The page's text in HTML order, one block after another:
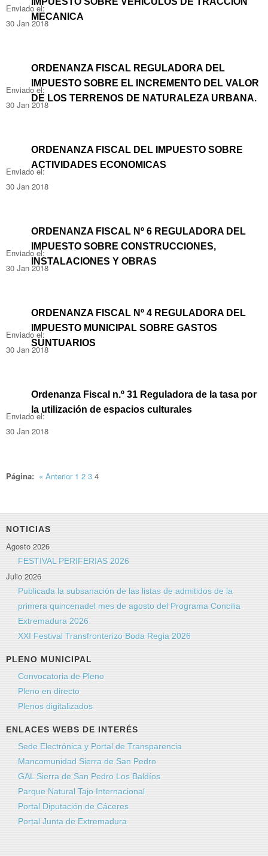
MECANICA
Enviado el:
30 Jan 2018
ORDENANZA FISCAL REGULADORA DEL
IMPUESTO SOBRE EL INCREMENTO DEL VALOR
DE LOS TERRENOS DE NATURALEZA URBANA.
Enviado el:
30 Jan 2018
ORDENANZA FISCAL DEL IMPUESTO SOBRE
ACTIVIDADES ECONOMICAS
Enviado el:
30 Jan 2018
ORDENANZA FISCAL Nº 6 REGULADORA DEL
IMPUESTO SOBRE CONSTRUCCIONES,
INSTALACIONES Y OBRAS
Enviado el:
30 Jan 2018
ORDENANZA FISCAL Nº 4 REGULADORA DEL
IMPUESTO MUNICIPAL SOBRE GASTOS
SUNTUARIOS
Enviado el:
30 Jan 2018
Ordenanza Fiscal n.º 31 Reguladora de la tasa por
la utilización de espacios culturales
Enviado el:
30 Jan 2018
Página: « Anterior 1 2 3 4
NOTICIAS
Agosto 2026
FESTIVAL PERIFERIAS 2026
Julio 2026
Publicada la subsanación de las listas de admitidos de la
primera quincenadel mes de agosto del Programa Concilia
Extremadura 2026
XXI Festival Transfronterizo Boda Regia 2026
PLENO MUNICIPAL
Convocatoria de Pleno
Pleno en directo
Plenos digitalizados
ENLACES WEBS DE INTERÉS
Sede Electrónica y Portal de Transparencia
Mancomunidad Sierra de San Pedro
GAL Sierra de San Pedro Los Baldíos
Parque Natural Tajo Internacional
Portal Diputación de Cáceres
Portal Junta de Extremadura